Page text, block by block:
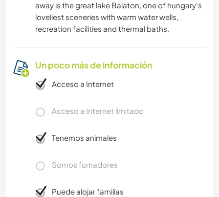
away is the great lake Balaton, one of hungary's
loveliest sceneries with warm water wells,
recreation facilities and thermal baths.
Un poco más de información
Acceso a Internet
Acceso a Internet limitado
Tenemos animales
Somos fumadores
Puede alojar familias